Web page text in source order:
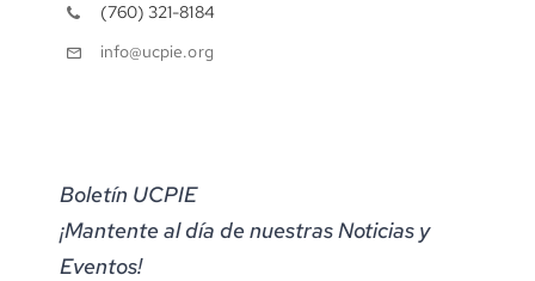
(760) 321-8184
info@ucpie.org
Boletín UCPIE
¡Mantente al día de nuestras Noticias y
Eventos!